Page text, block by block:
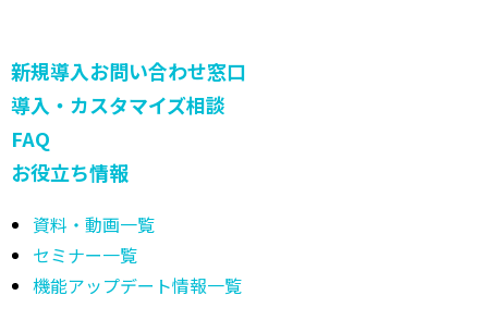
新規導入お問い合わせ窓口
導入・カスタマイズ相談
FAQ
お役立ち情報
資料・動画一覧
セミナー一覧
機能アップデート情報一覧